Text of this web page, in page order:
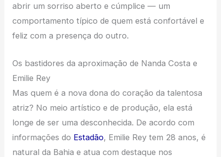
abrir um sorriso aberto e cúmplice — um
comportamento típico de quem está confortável e
feliz com a presença do outro.
Os bastidores da aproximação de Nanda Costa e
Emilie Rey
Mas quem é a nova dona do coração da talentosa
atriz? No meio artístico e de produção, ela está
longe de ser uma desconhecida. De acordo com
informações do Estadão, Emilie Rey tem 28 anos, é
natural da Bahia e atua com destaque nos